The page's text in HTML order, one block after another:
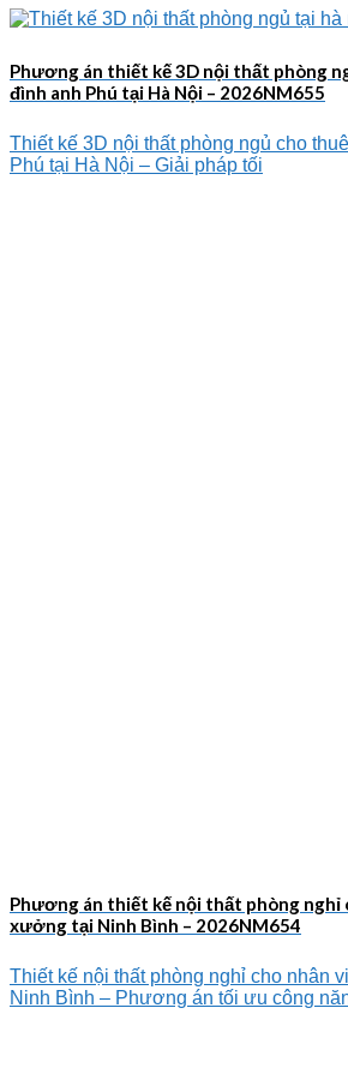
Phương án thiết kế 3D nội thất phòng
đình anh Phú tại Hà Nội – 2026NM655
Thiết kế 3D nội thất phòng ngủ cho
Phú tại Hà Nội – Giải pháp tối
Phương án thiết kế nội thất phòng nghỉ
xưởng tại Ninh Bình – 2026NM654
Thiết kế nội thất phòng nghỉ cho nhân
Ninh Bình – Phương án tối ưu công